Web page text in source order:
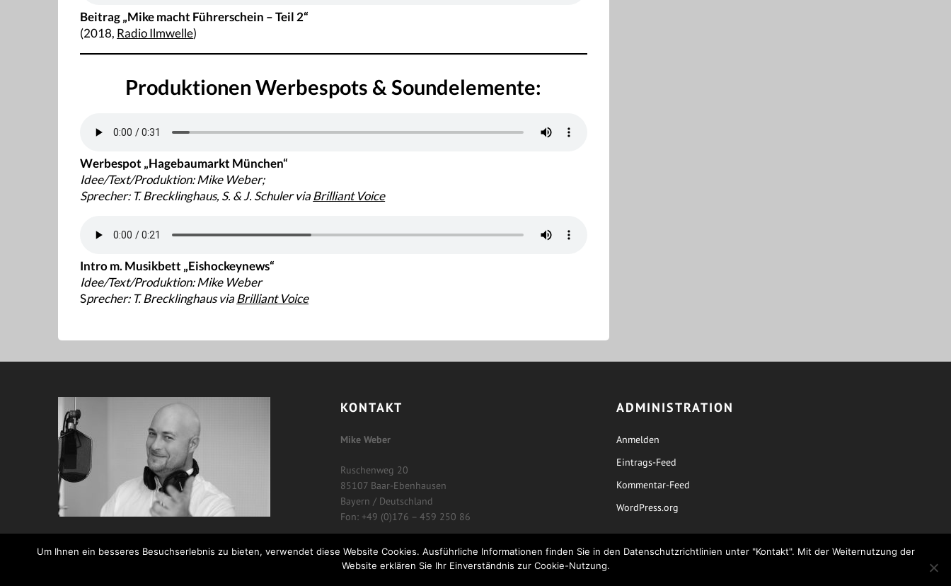
Beitrag „Mike macht Führerschein – Teil 2“
(2018, Radio Ilmwelle)
Produktionen Werbespots & Soundelemente:
Werbespot „Hagebaumarkt München“
Idee/Text/Produktion: Mike Weber;
Sprecher: T. Brecklinghaus, S. & J. Schuler viaBrilliant Voice
Intro m. Musikbett „Eishockeynews“
Idee/Text/Produktion: Mike Weber
Sprecher: T. Brecklinghaus viaBrilliant Voice
KONTAKT
Mike Weber
Ruschenweg 20
85107 Baar-Ebenhausen
Bayern / Deutschland
Fon: +49 (0)176 – 459 250 86
ADMINISTRATION
Anmelden
Eintrags-Feed
Kommentar-Feed
WordPress.org
Um Ihnen ein besseres Besuchserlebnis zu bieten, verwendet diese Website Cookies. Ausführliche Informationen finden Sie in den Datenschutzrichtlinien unter "Kontakt". Mit der Weiternutzung der
Website erklären Sie Ihr Einverständnis zur Cookie-Nutzung.